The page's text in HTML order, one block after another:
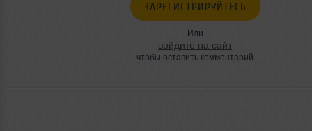
ЗАРЕГИСТРИРУЙТЕСЬ
Или
войдите на сайт
чтобы оставить комментарий